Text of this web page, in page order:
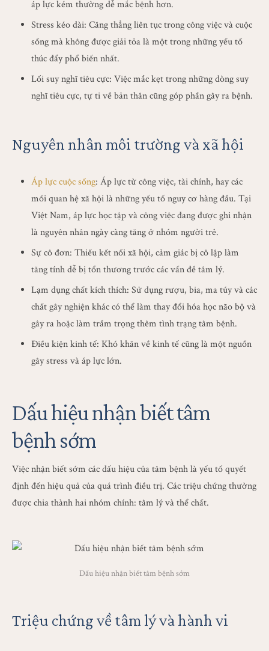
áp lực kém thường dễ mắc bệnh hơn.
Stress kéo dài: Căng thẳng liên tục trong công việc và cuộc
sống mà không được giải tỏa là một trong những yếu tố
thúc đẩy phổ biến nhất.
Lối suy nghĩ tiêu cực: Việc mắc kẹt trong những dòng suy
nghĩ tiêu cực, tự ti về bản thân cũng góp phần gây ra bệnh.
Nguyên nhân môi trường và xã hội
Áp lực cuộc sống: Áp lực từ công việc, tài chính, hay các
mối quan hệ xã hội là những yếu tố nguy cơ hàng đầu. Tại
Việt Nam, áp lực học tập và công việc đang được ghi nhận
là nguyên nhân ngày càng tăng ở nhóm người trẻ.
Sự cô đơn: Thiếu kết nối xã hội, cảm giác bị cô lập làm
tăng tính dễ bị tổn thương trước các vấn đề tâm lý.
Lạm dụng chất kích thích: Sử dụng rượu, bia, ma túy và các
chất gây nghiện khác có thể làm thay đổi hóa học não bộ và
gây ra hoặc làm trầm trọng thêm tình trạng tâm bệnh.
Điều kiện kinh tế: Khó khăn về kinh tế cũng là một nguồn
gây stress và áp lực lớn.
Dấu hiệu nhận biết tâm
bệnh sớm
Việc nhận biết sớm các dấu hiệu của tâm bệnh là yếu tố quyết
định đến hiệu quả của quá trình điều trị. Các triệu chứng thường
được chia thành hai nhóm chính: tâm lý và thể chất.
Dấu hiệu nhận biết tâm bệnh sớm
Triệu chứng về tâm lý và hành vi